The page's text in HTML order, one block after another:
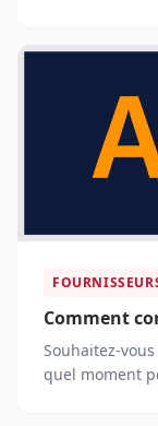
Comment
Souhaitez-vous
quel moment